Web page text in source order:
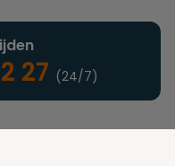
27 (24/7)